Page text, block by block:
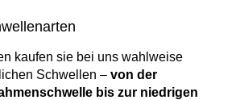
kaufen sie bei uns wahlweise
Schwellen – von der
bis zur niedrigen